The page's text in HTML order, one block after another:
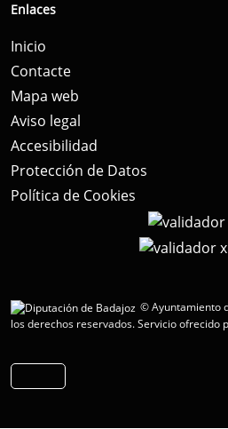
Enlaces
Inicio
Contacte
Mapa web
Aviso legal
Accesibilidad
Protección de Datos
Política de Cookies
© Ayuntamiento
los derechos reservados.Servicio ofrecido